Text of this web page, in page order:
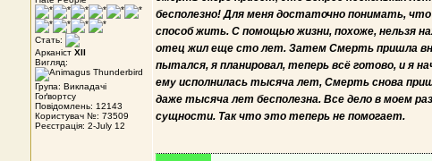
Стать:
Арканіст XII
Вигляд:
Група: Викладачі
Гоґвортсу
Повідомлень: 12143
Користувач №: 73509
Реєстрація: 2-July 12
бесполезно! Для меня достаточно понимать,
способ жить. С помощью жизни, похоже, нельзя
отец жил еще сто лет. Затем Смерть пришла
пытался, я планировал, теперь всё готово, и я
ему исполнилась тысяча лет, Смерть снова
даже тысяча лет бесполезна. Все дело в моем
сущности. Так что это теперь не помогает.